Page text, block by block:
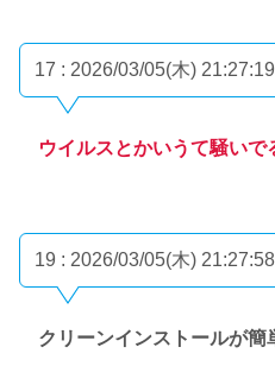
17 : 2026/03/05(木)
ウイルスとかいうて騒い
19 : 2026/03/05(木)
クリーンインストールが簡